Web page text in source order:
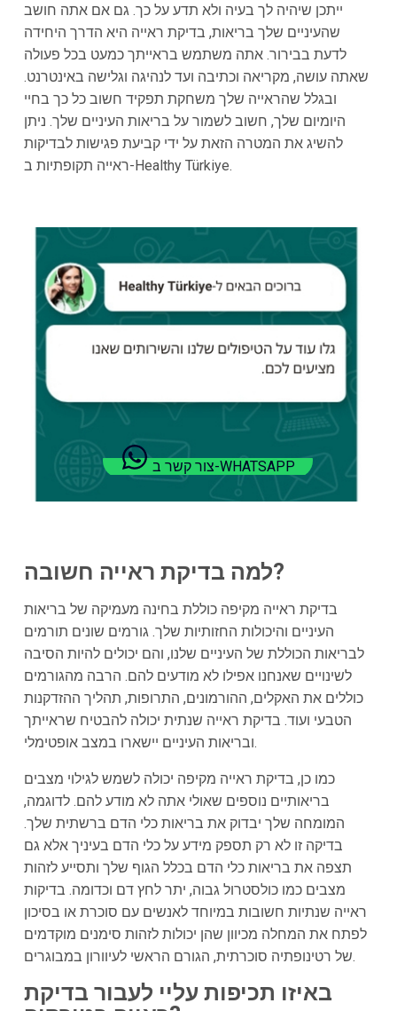
ייתכן שיהיה לך בעיה ולא תדע על כך. גם אם אתה חושב
שהעיניים שלך בריאות, בדיקת ראייה היא הדרך היחידה
לדעת בבירור. אתה משתמש בראייתך כמעט בכל פעולה
שאתה עושה, מקריאה וכתיבה ועד לנהיגה וגלישה באינטרנט.
ובגלל שהראייה שלך משחקת תפקיד חשוב כל כך בחיי
היומיום שלך, חשוב לשמור על בריאות העיניים שלך. ניתן
להשיג את המטרה הזאת על ידי קביעת פגישות לבדיקות
ראייה תקופתיות ב-Healthy Türkiye.
צור קשר ב-WHATSAPP
למה בדיקת ראייה חשובה?
בדיקת ראייה מקיפה כוללת בחינה מעמיקה של בריאות
העיניים והיכולות החזותיות שלך. גורמים שונים תורמים
לבריאות הכוללת של העיניים שלנו, והם יכולים להיות הסיבה
לשינויים שאנחנו אפילו לא מודעים להם. הרבה מהגורמים
כוללים את האקלים, ההורמונים, התרופות, תהליך ההזדקנות
הטבעי ועוד. בדיקת ראייה שנתית יכולה להבטיח שראייתך
ובריאות העיניים יישארו במצב אופטימלי.
כמו כן, בדיקת ראייה מקיפה יכולה לשמש לגילוי מצבים
בריאותיים נוספים שאולי אתה לא מודע להם. לדוגמה,
המומחה שלך יבדוק את בריאות כלי הדם ברשתית שלך.
בדיקה זו לא רק תספק מידע על כלי הדם בעיניך אלא גם
תצפה את בריאות כלי הדם בכלל הגוף שלך ותסייע לזהות
מצבים כמו כולסטרול גבוה, יתר לחץ דם וכדומה. בדיקות
ראייה שנתיות חשובות במיוחד לאנשים עם סוכרת או בסיכון
לפתח את המחלה מכיוון שהן יכולות לזהות סימנים מוקדמים
של רטינופתיה סוכרתית, הגורם הראשי לעיוורון במבוגרים.
באיזו תכיפות עליי לעבור בדיקת